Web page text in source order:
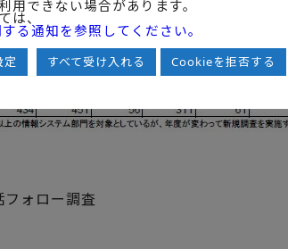
ォロー調査
用できない場合があります。
は、
る通知を参照してください。
すべて受け入れる Cookieを拒否する